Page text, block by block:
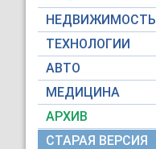
НЕДВИЖИМОСТЬ
ТЕХНОЛОГИИ
АВТО
МЕДИЦИНА
АРХИВ
СТАРАЯ ВЕРСИЯ